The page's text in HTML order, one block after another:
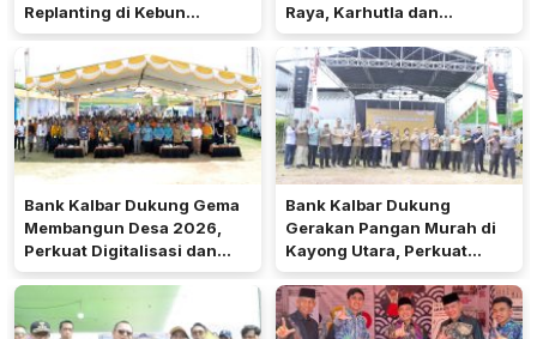
Replanting di Kebun
Kembayan
Raya, Karhutla dan
Pelayanan Publik Jadi
Prioritas
Bank Kalbar Dukung Gema
Membangun Desa 2026,
Perkuat Digitalisasi dan
Ekonomi Desa Teluk Batang
Bank Kalbar Dukung
Gerakan Pangan Murah di
Kayong Utara, Perkuat
Akses Keuangan
Masyarakat